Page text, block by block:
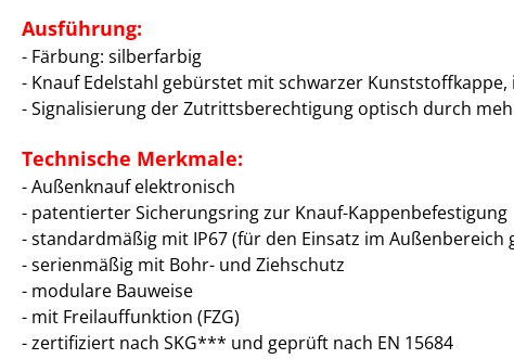
Ausführung:
- Färbung: silberfarbig
- Knauf Edelstahl gebürstet mit schwarzer
- Signalisierung der Zutrittsberechtigung optisch durch
Technische Merkmale:
- Außenknauf elektronisch
- patentierter Sicherungsring zur Knauf-Kappenbefestigung
- standardmäßig mit IP67 (für den Einsatz im Außenbereich
- serienmäßig mit Bohr- und Ziehschutz
- modulare Bauweise
- mit Freilauffunktion (FZG)
- zertifiziert nach SKG*** und geprüft nach EN 15684